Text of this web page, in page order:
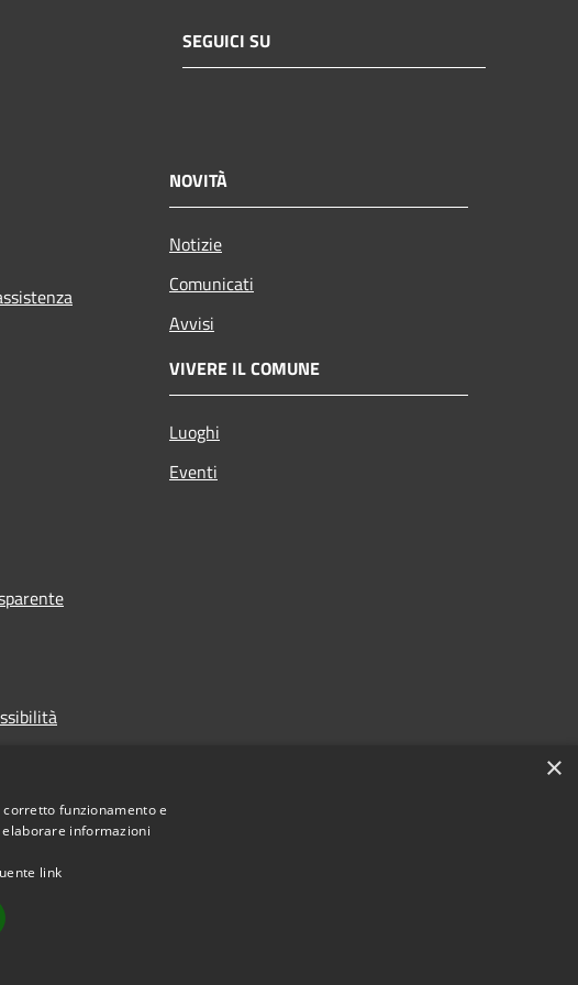
SEGUICI SU
NOVITÀ
Notizie
Comunicati
Avvisi
VIVERE IL COMUNE
Luoghi
Eventi
Comune di Bormio • Powered by
×
funzionamento e
informazioni
link